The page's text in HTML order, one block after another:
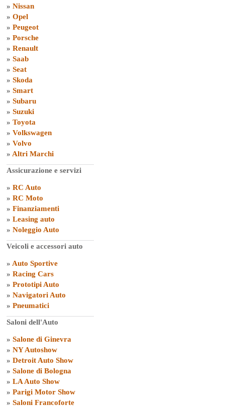
» Nissan
» Opel
» Peugeot
» Porsche
» Renault
» Saab
» Seat
» Skoda
» Smart
» Subaru
» Suzuki
» Toyota
» Volkswagen
» Volvo
» Altri Marchi
Assicurazione e servizi
» RC Auto
» RC Moto
» Finanziamenti
» Leasing auto
» Noleggio Auto
Veicoli e accessori auto
» Auto Sportive
» Racing Cars
» Prototipi Auto
» Navigatori Auto
» Pneumatici
Saloni dell'Auto
» Salone di Ginevra
» NY Autoshow
» Detroit Auto Show
» Salone di Bologna
» LA Auto Show
» Parigi Motor Show
» Saloni Francoforte